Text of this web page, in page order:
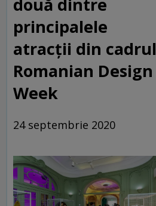
două dintre
principalele
atracții din cadrul
Romanian Design
Week
24 septembrie 2020